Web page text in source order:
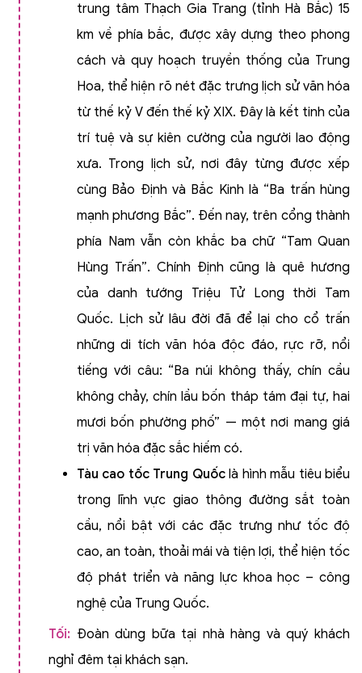
trung tâm Thạch Gia Trang (tỉnh Hà Bắc) 15
km về phía bắc, được xây dựng theo phong
cách và quy hoạch truyền thống của Trung
Hoa, thể hiện rõ nét đặc trưng lịch sử văn hóa
từ thế kỷ V đến thế kỷ XIX. Đây là kết tinh của
trí tuệ và sự kiên cường của người lao động
xưa. Trong lịch sử, nơi đây từng được xếp
cùng Bảo Định và Bắc Kinh là “Ba trấn hùng
mạnh phương Bắc”. Đến nay, trên cổng thành
phía Nam vẫn còn khắc ba chữ “Tam Quan
Hùng Trấn”. Chính Định cũng là quê hương
của danh tướng Triệu Tử Long thời Tam
Quốc. Lịch sử lâu đời đã để lại cho cổ trấn
những di tích văn hóa độc đáo, rực rỡ, nổi
tiếng với câu: “Ba núi không thấy, chín cầu
không chảy, chín lầu bốn tháp tám đại tự, hai
mươi bốn phường phố” — một nơi mang giá
trị văn hóa đặc sắc hiếm có.
Tàu cao tốc Trung Quốclà hình mẫu tiêu biểu
trong lĩnh vực giao thông đường sắt toàn
cầu, nổi bật với các đặc trưng như tốc độ
cao, an toàn, thoải mái và tiện lợi, thể hiện tốc
độ phát triển và năng lực khoa học – công
nghệ của Trung Quốc.
Tối: Đoàn dùng bữa tại nhà hàng và quý khách
nghỉ đêm tại khách sạn.